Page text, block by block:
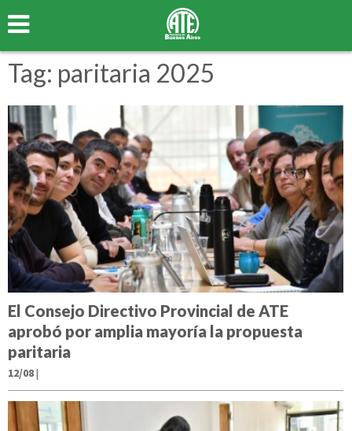
Tag: paritaria 2025
El Consejo Directivo Provincial de ATE
aprobó por amplia mayoría la propuesta
paritaria
12/08|